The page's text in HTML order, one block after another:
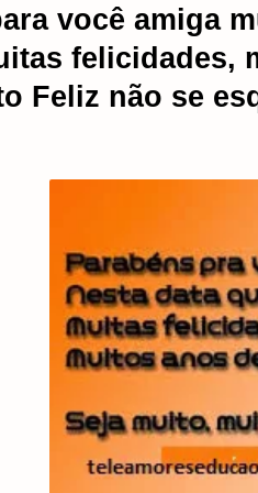
você amiga
felicidades,
Feliz não se